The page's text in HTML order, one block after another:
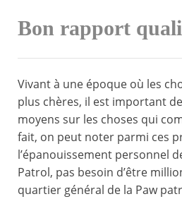
Bon rapport
Vivant à une époque où les
plus chères, il est important
moyens sur les choses qui
fait, on peut noter parmi ces
l’épanouissement personnel
Patrol, pas besoin d’être
quartier général de la Paw